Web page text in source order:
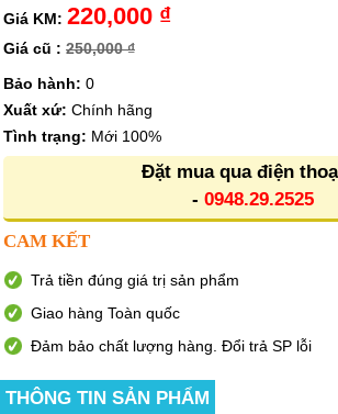
Giá KM: 220,000 ₫
Giá cũ : 250,000 ₫
Bảo hành: 0
Xuất xứ: Chính hãng
Tình trạng: Mới 100%
Đặt mua qua điện
- 0948.29.2525
CAM KẾT
Trả tiền đúng giá trị sản phẩm
Giao hàng Toàn quốc
Đảm bảo chất lượng hàng. Đổi trả SP lỗi
THÔNG TIN SẢN PHẨM